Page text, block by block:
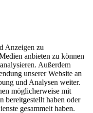
Anzeigen zu
anbieten zu können
Außerdem
unserer Website an
und Analysen weiter.
möglicherweise mit
bereitgestellt haben oder
gesammelt haben.